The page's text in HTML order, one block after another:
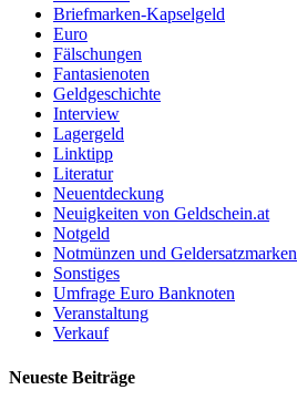
Briefmarken-Kapselgeld
Euro
Fälschungen
Fantasienoten
Geldgeschichte
Interview
Lagergeld
Linktipp
Literatur
Neuentdeckung
Neuigkeiten von Geldschein.at
Notgeld
Notmünzen und Geldersatzmarken
Sonstiges
Umfrage Euro Banknoten
Veranstaltung
Verkauf
Neueste Beiträge